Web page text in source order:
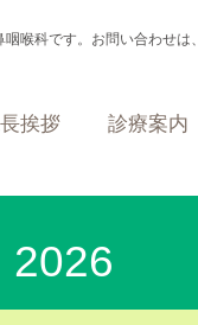
喉科です。お問い合わせは、
挨拶 診療案内
2026